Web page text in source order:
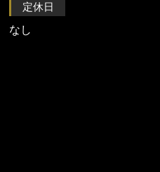
定休日
なし